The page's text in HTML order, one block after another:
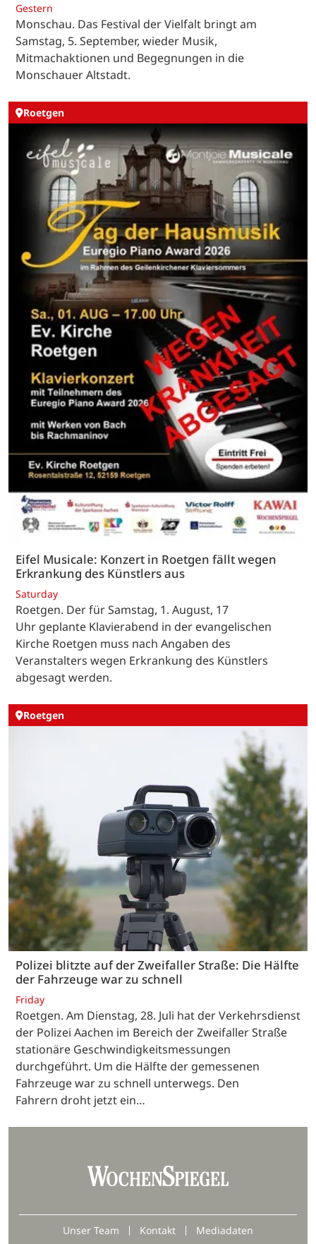
Gestern
Monschau. Das Festival der Vielfalt bringt am
Samstag, 5. September, wieder Musik,
Mitmachaktionen und Begegnungen in die
Monschauer Altstadt.
Roetgen
Eifel Musicale: Konzert in Roetgen fällt wegen
Erkrankung des Künstlers aus
Saturday
Roetgen. Der für Samstag, 1. August, 17
Uhr geplante Klavierabend in der evangelischen
Kirche Roetgen muss nach Angaben des
Veranstalters wegen Erkrankung des Künstlers
abgesagt werden.
Roetgen
Polizei blitzte auf der Zweifaller Straße: Die Hälfte
der Fahrzeuge war zu schnell
Friday
Roetgen. Am Dienstag, 28. Juli hat der Verkehrsdienst
der Polizei Aachen im Bereich der Zweifaller Straße
stationäre Geschwindigkeitsmessungen
durchgeführt. Um die Hälfte der gemessenen
Fahrzeuge war zu schnell unterwegs. Den
Fahrern droht jetzt ein…
Unser Team Kontakt Mediadaten